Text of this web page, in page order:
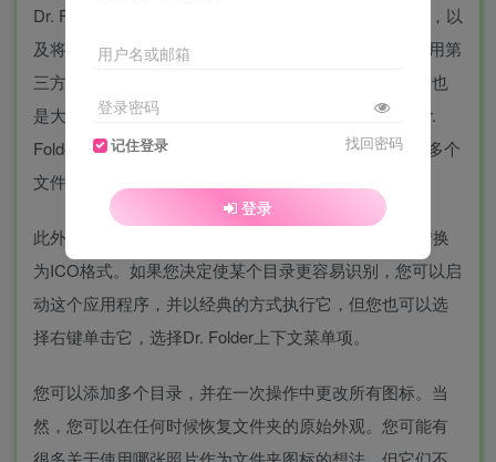
Dr. Folder -将帮助替换文件夹图标，使它们更容易识别，以
及将图像文件转换为ICO格式。当然，你也可以在不使用第
三方程序的情况下定制图标，但这是一个耗时的过程，也
是大多数人使用标准Windows目录图标的原因之一。Dr.
Folder使这项任务变得简单得多，因为它允许同时处理多个
文件夹，并包括一组相当广泛的图标。
此外，该程序允许您将PNG、BMP、JPG和GIF图像转换
为ICO格式。如果您决定使某个目录更容易识别，您可以启
动这个应用程序，并以经典的方式执行它，但您也可以选
择右键单击它，选择Dr. Folder上下文菜单项。
您可以添加多个目录，并在一次操作中更改所有图标。当
然，您可以在任何时候恢复文件夹的原始外观。您可能有
用户名或邮箱
登录密码
记住登录 找回密码
登录